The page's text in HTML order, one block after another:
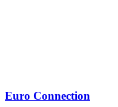
Euro Connection